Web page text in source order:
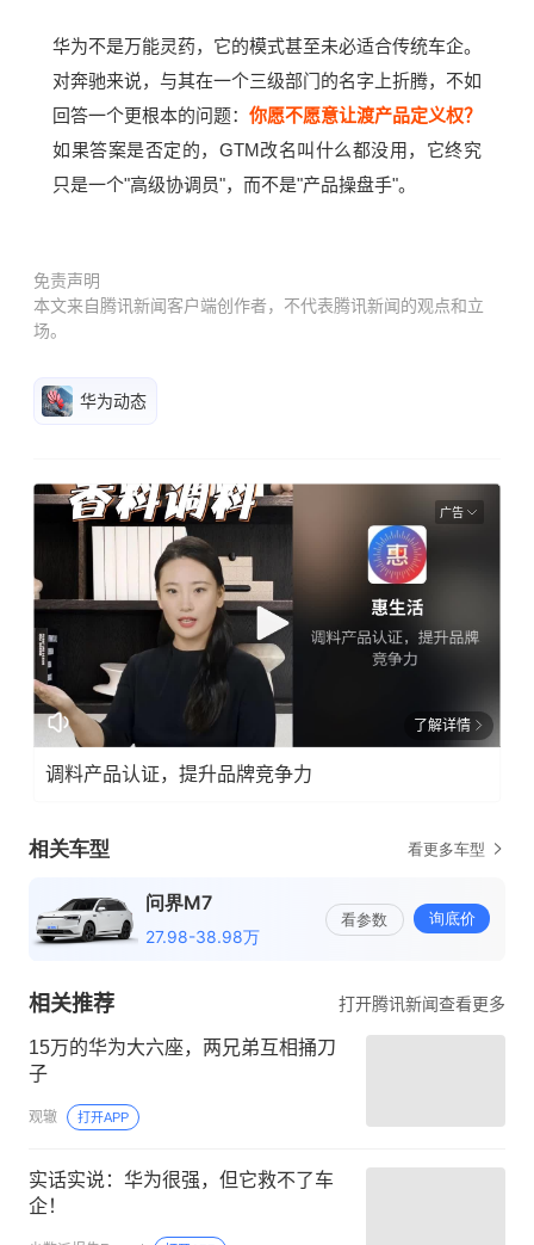
华为不是万能灵药，它的模式甚至未必适合传统车企。
对奔驰来说，与其在一个三级部门的名字上折腾，不如
回答一个更根本的问题： 你愿不愿意让渡产品定义权？
如果答案是否定的，GTM改名叫什么都没用，它终究
只是一个"高级协调员"，而不是"产品操盘手"。
免责声明
本文来自腾讯新闻客户端创作者，不代表腾讯新闻的观点和立
场。
华为动态
广告
了解详情
调料产品认证，提升品牌竞争力
相关推荐 打开腾讯新闻查看更多
15万的华为大六座，两兄弟互相捅刀
子
观辙 打开APP
实话实说：华为很强，但它救不了车
企！